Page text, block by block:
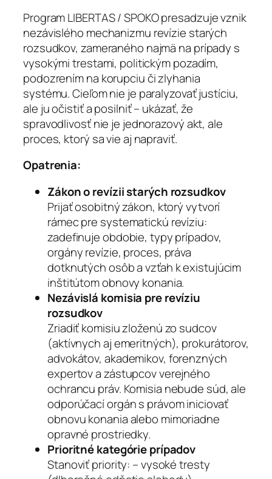
Program LIBERTAS / SPOKO presadzuje vznik
nezávislého mechanizmu revízie starých
rozsudkov, zameraného najmä na prípady s
vysokými trestami, politickým pozadím,
podozrením na korupciu či zlyhania
systému. Cieľom nie je paralyzovať justíciu,
ale ju očistiť a posilniť – ukázať, že
spravodlivosť nie je jednorazový akt, ale
proces, ktorý sa vie aj napraviť.
Opatrenia:
Zákon o revízii starých rozsudkov
Prijať osobitný zákon, ktorý vytvorí
rámec pre systematickú revíziu:
zadefinuje obdobie, typy prípadov,
orgány revízie, proces, práva
dotknutých osôb a vzťah k existujúcim
inštitútom obnovy konania.
Nezávislá komisia pre revíziu
rozsudkov
Zriadiť komisiu zloženú zo sudcov
(aktívnych aj emeritných), prokurátorov,
advokátov, akademikov, forenzných
expertov a zástupcov verejného
ochrancu práv. Komisia nebude súd, ale
odporúčací orgán s právom iniciovať
obnovu konania alebo mimoriadne
opravné prostriedky.
Prioritné kategórie prípadov
Stanoviť priority: – vysoké tresty